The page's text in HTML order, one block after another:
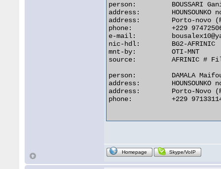
person:         BOUSSARI
address:        HOUNSOUNKO
address:        Porto-novo
phone:          +229
e-mail:
nic-hdl:        BG2-AFRINIC
mnt-by:         OTI-MNT
source:         AFRINIC #
person:         DAMALA
address:        HOUNSOUNKO
address:        Porto-Novo
phone:          +229
Homepage Skype/VoIP